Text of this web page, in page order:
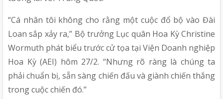
“Cá nhân tôi không cho rằng một cuộc đổ bộ vào Đài
Loan sắp xảy ra,” Bộ trưởng Lục quân Hoa Kỳ Christine
Wormuth phát biểu trước cử tọa tại Viện Doanh nghiệp
Hoa Kỳ (AEI) hôm 27/2. “Nhưng rõ ràng là chúng ta
phải chuẩn bị, sẵn sàng chiến đấu và giành chiến thắng
trong cuộc chiến đó.”